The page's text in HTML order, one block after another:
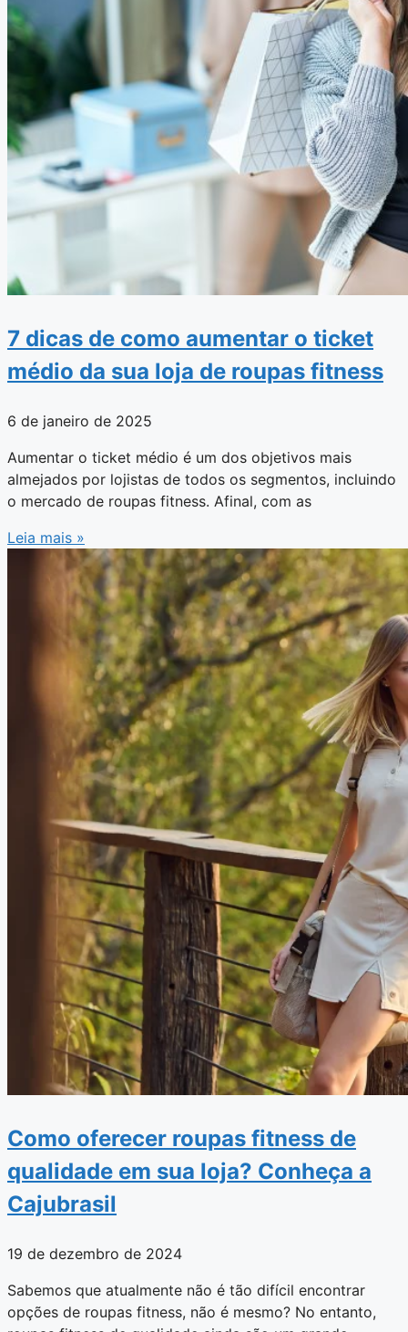
7 dicas de como aumentar o ticket
médio da sua loja de roupas fitness
6 de janeiro de 2025
Aumentar o ticket médio é um dos objetivos mais
almejados por lojistas de todos os segmentos, incluindo
o mercado de roupas fitness. Afinal, com as
Leia mais »
Como oferecer roupas fitness de
qualidade em sua loja? Conheça a
Cajubrasil
19 de dezembro de 2024
Sabemos que atualmente não é tão difícil encontrar
opções de roupas fitness, não é mesmo? No entanto,